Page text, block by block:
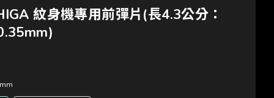
紋身機專用前彈片(長4.3公分：